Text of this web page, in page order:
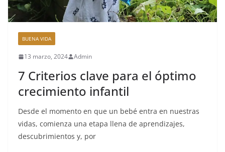
BUENA VIDA
13 marzo, 2024 Admin
7 Criterios clave para el óptimo
crecimiento infantil
Desde el momento en que un bebé entra en nuestras
vidas, comienza una etapa llena de aprendizajes,
descubrimientos y, por